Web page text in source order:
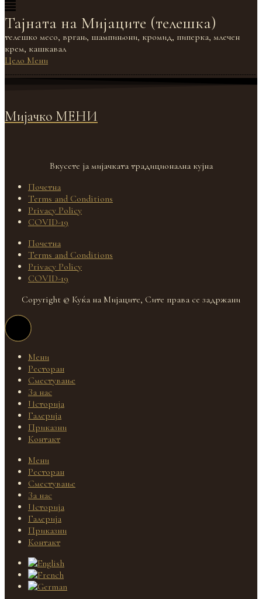
Тајната на Мијаците (телешка)
телешко месо, вргањ, шампињони, кромид, пиперка, млечен
крем, кашкавал
Цело Мени
Мијачко МЕНИ
Вкусете ја мијачката традиционална кујна
Почетна
Terms and Conditions
Privacy Policy
COVID-19
Почетна
Terms and Conditions
Privacy Policy
COVID-19
Copyright © Куќа на Мијаците, Сите права се задржани
Мени
Ресторан
Сместување
За нас
Историја
Галерија
Приказни
Контакт
Мени
Ресторан
Сместување
За нас
Историја
Галерија
Приказни
Контакт